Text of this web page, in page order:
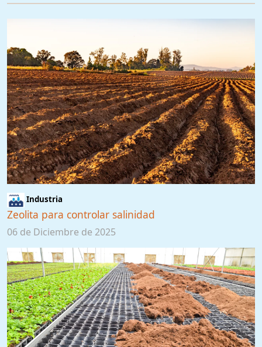
Industria
Zeolita para controlar salinidad
06 de Diciembre de 2025